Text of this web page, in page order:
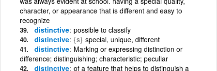
character, or appearance that is different and easy to
recognize
distinctive possible to classify
distinctive {s} special, unique, different
distinctive Marking or expressing distinction or
difference; distinguishing; characteristic; peculiar
distinctive of a feature that helps to distinguish a